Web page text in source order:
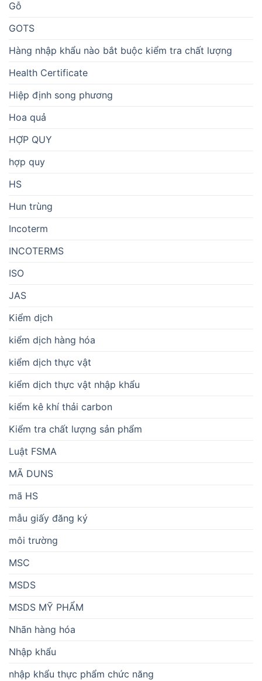
Gỗ
GOTS
Hàng nhập khẩu nào bắt buộc kiểm tra chất lượng
Health Certificate
Hiệp định song phương
Hoa quả
HỢP QUY
hợp quy
HS
Hun trùng
Incoterm
INCOTERMS
ISO
JAS
Kiểm dịch
kiểm dịch hàng hóa
kiểm dịch thực vật
kiểm dịch thực vật nhập khẩu
kiểm kê khí thải carbon
Kiểm tra chất lượng sản phẩm
Luật FSMA
MÃ DUNS
mã HS
mẫu giấy đăng ký
môi trường
MSC
MSDS
MSDS MỸ PHẨM
Nhãn hàng hóa
Nhập khẩu
nhập khẩu thực phẩm chức năng